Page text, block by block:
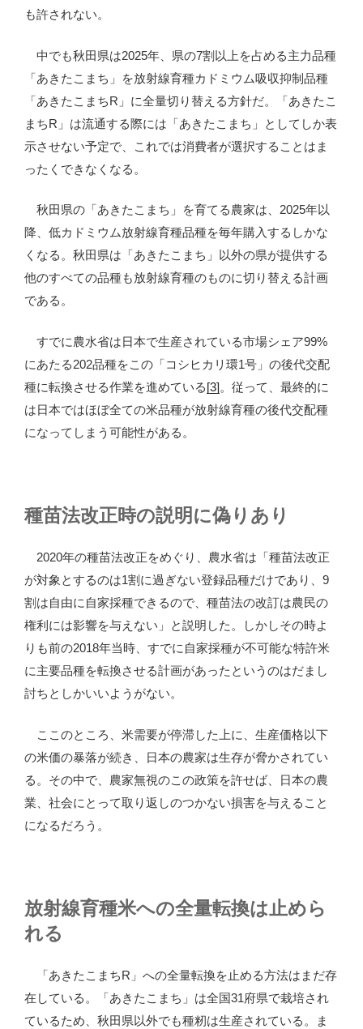
も許されない。
中でも秋田県は2025年、県の7割以上を占める主力品種
「あきたこまち」を放射線育種カドミウム吸収抑制品種
「あきたこまちR」に全量切り替える方針だ。「あきたこ
まちR」は流通する際には「あきたこまち」としてしか表
示させない予定で、これでは消費者が選択することはま
ったくできなくなる。
秋田県の「あきたこまち」を育てる農家は、2025年以
降、低カドミウム放射線育種品種を毎年購入するしかな
くなる。秋田県は「あきたこまち」以外の県が提供する
他のすべての品種も放射線育種のものに切り替える計画
である。
すでに農水省は日本で生産されている市場シェア99%
にあたる202品種をこの「コシヒカリ環1号」の後代交配
種に転換させる作業を進めている[3]。従って、最終的に
は日本ではほぼ全ての米品種が放射線育種の後代交配種
になってしまう可能性がある。
種苗法改正時の説明に偽りあり
2020年の種苗法改正をめぐり、農水省は「種苗法改正
が対象とするのは1割に過ぎない登録品種だけであり、9
割は自由に自家採種できるので、種苗法の改訂は農民の
権利には影響を与えない」と説明した。しかしその時よ
りも前の2018年当時、すでに自家採種が不可能な特許米
に主要品種を転換させる計画があったというのはだまし
討ちとしかいいようがない。
ここのところ、米需要が停滞した上に、生産価格以下
の米価の暴落が続き、日本の農家は生存が脅かされてい
る。その中で、農家無視のこの政策を許せば、日本の農
業、社会にとって取り返しのつかない損害を与えること
になるだろう。
放射線育種米への全量転換は止めら
れる
「あきたこまちR」への全量転換を止める方法はまだ存
在している。「あきたこまち」は全国31府県で栽培され
ているため、秋田県以外でも種籾は生産されている。ま